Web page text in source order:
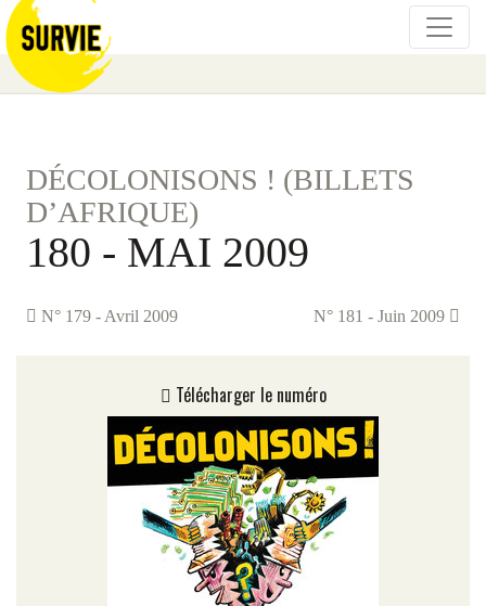
DÉCOLONISONS ! (BILLETS
D’AFRIQUE)
180 - MAI 2009
N° 179 - Avril 2009 N° 181 - Juin 2009
Télécharger le numéro